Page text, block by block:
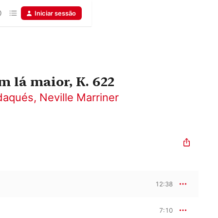
Iniciar sessão
lá maior, K. 622
, Neville Marriner
12:38
7:10